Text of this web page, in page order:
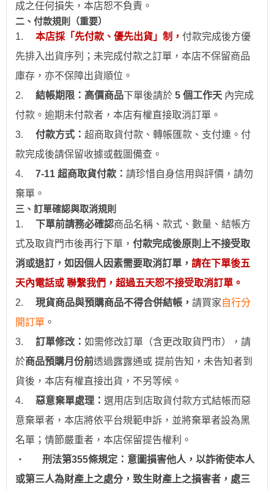
成之任何損失，本店恕不負責。
二、付款規則（重要）
1.
本店採「先付款、優先出貨」制， 付款完成後方優
先排入出貨序列；未完成付款之訂單，本店不保留商品
庫存，亦不保障出貨順位。
2.
結帳期限： 高價商品下單後請於 5 個工作天 內完成
付款。逾期未付款者，本店有權直接取消訂單。
3.
付款方式： 超商取貨付款、 轉帳匯款、支付連。付
款完成後請保留收據或截圖備查。
4.
7-11 超商取貨付款： 請珍惜自身信用與評價，請勿
棄單。
三、訂單確認與取消規則
1.
下單前請務必確認商品名稱、款式、數量、結帳方
式及取貨門市後再行下單， 付款完成後原則上不接受取
消或退訂，如因個人因素需要取消訂單， 請在下單後五
天內電話或 聯繫我們，超過五天恕不接受取消訂單。
2.
現貨商品與預購商品不得合併結帳 ， 請買家自行分
開訂單 。
3.
訂單修改： 如需修改訂單（含更改取貨門市），請
於商品預購月份前透過露露通或 提前告知，未告知者到
貨後，本店有權直接出貨，不另等候。
4.
惡意棄單處理： 選用 店到店取貨付款方式結帳而惡
意棄單者，本店將依平台規範申訴，並將棄單者設為黑
名單；情節嚴重者， 本店保留提告權利 。
‧
刑法第355條規定：意圖損害他人，以詐術使本人
或第三人為財產上之處分，致生財產上之損害者，處三